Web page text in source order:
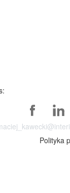
Polityka